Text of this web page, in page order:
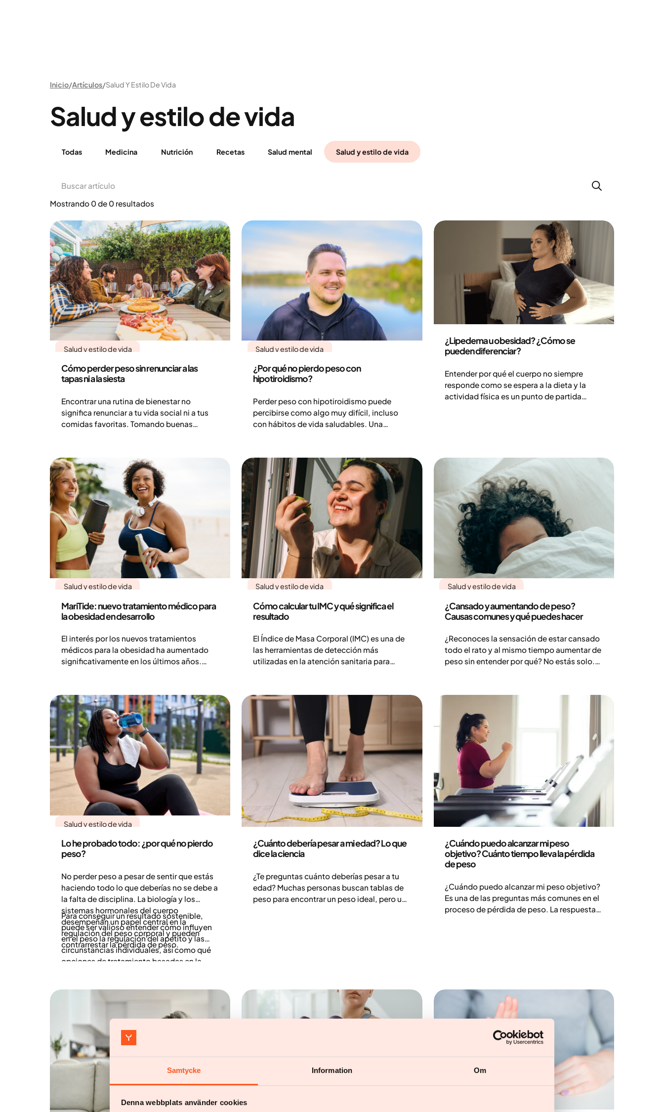
Samtycke Information Om
Denna webbplats använder cookies
Inicio Artículos Salud Y Estilo De Vida
Salud y estilo de vida
Todas Medicina Nutrición Recetas Salud mental Salud y estilo de vida
Mostrando 0 de 0 resultados
Salud y estilo de vida
Cómo perder peso sin renunciar a las
tapas ni a la siesta
Encontrar una rutina de bienestar no
significa renunciar a tu vida social ni a tus
comidas favoritas. Tomando buenas
puedes alcanzar un equilibrio sostenible en
tu día a día. Descubre cómo disfrutar de las
salidas y las cenas mientras te mueves con
éxito en tu proceso de pérdida de peso en
España.
Salud y estilo de vida
¿Por qué no pierdo peso con
hipotiroidismo?
Perder peso con hipotiroidismo puede
percibirse como algo muy difícil, incluso
con hábitos de vida saludables. Una
metabolismo, lo que puede afectar al gasto
energético y la resistencia. Sin embargo, el
efecto sobre el peso corporal suele ser
moderado y varía de una persona a otra.
Cuando se trata el hipotiroidismo y los
niveles hormonales se normalizan, las
condiciones para la pérdida de peso
mejoran.
¿Lipedema u obesidad? ¿Cómo se
pueden diferenciar?
Entender por qué el cuerpo no siempre
responde como se espera a la dieta y la
actividad física es un punto de partida
pueden coexistir, lo que puede complicar
aún más el cuadro clínico.
Salud y estilo de vida
MariTide: nuevo tratamiento médico para
la obesidad en desarrollo
El interés por los nuevos tratamientos
médicos para la obesidad ha aumentado
significativamente en los últimos años.
contribuir a una mayor comprensión de la
regulación del peso corporal y ampliar las
opciones de tratamiento para la obesidad.
Salud y estilo de vida
Cómo calcular tu IMC y qué significa el
resultado
El Índice de Masa Corporal (IMC) es una de
las herramientas de detección más
utilizadas en la atención sanitaria para
de partida estadístico general para evaluar
el riesgo de diversas condiciones de salud.
Al mismo tiempo, es importante destacar
que el IMC tiene limitaciones y, por sí solo,
no puede ofrecer una imagen completa del
estado de salud de un individuo.
Salud y estilo de vida
¿Cansado y aumentando de peso?
Causas comunes y qué puedes hacer
¿Reconoces la sensación de estar cansado
todo el rato y al mismo tiempo aumentar de
peso sin entender por qué? No estás solo.
exigente cuando la energía no es suficiente.
menudo hay explicaciones de por qué
sucede.
Salud y estilo de vida
Lo he probado todo: ¿por qué no pierdo
peso?
No perder peso a pesar de sentir que estás
haciendo todo lo que deberías no se debe a
la falta de disciplina. La biología y los
sistemas hormonales del cuerpo
desempeñan un papel central en la
regulación del peso corporal y pueden
contrarrestar la pérdida de peso.
Para conseguir un resultado sostenible,
puede ser valioso entender cómo influyen
en el peso la regulación del apetito y las
circunstancias individuales, así como qué
opciones de tratamiento basadas en la
¿Cuánto debería pesar a mi edad? Lo que
dice la ciencia
¿Te preguntas cuánto deberías pesar a tu
edad? Muchas personas buscan tablas de
peso para encontrar un peso ideal, pero un
ideal.
¿Cuándo puedo alcanzar mi peso
objetivo? Cuánto tiempo lleva la pérdida
de peso
¿Cuándo puedo alcanzar mi peso objetivo?
Es una de las preguntas más comunes en el
proceso de pérdida de peso. La respuesta
una dirección que un número fijo y cómo
Yazen te acompaña en todo el proceso.